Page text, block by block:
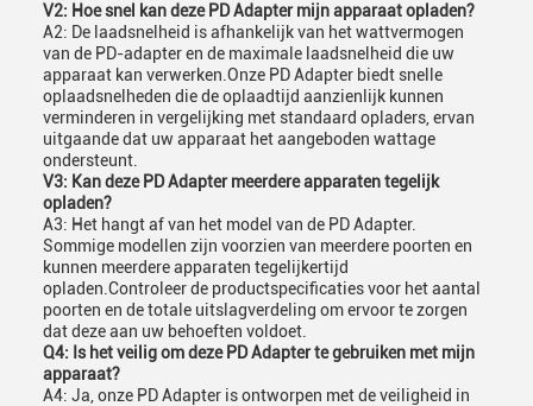
V2: Hoe snel kan deze PD Adapter mijn apparaat opladen?
A2: De laadsnelheid is afhankelijk van het wattvermogen
van de PD-adapter en de maximale laadsnelheid die uw
apparaat kan verwerken.Onze PD Adapter biedt snelle
oplaadsnelheden die de oplaadtijd aanzienlijk kunnen
verminderen in vergelijking met standaard opladers, ervan
uitgaande dat uw apparaat het aangeboden wattage
ondersteunt.
V3: Kan deze PD Adapter meerdere apparaten tegelijk
opladen?
A3: Het hangt af van het model van de PD Adapter.
Sommige modellen zijn voorzien van meerdere poorten en
kunnen meerdere apparaten tegelijkertijd
opladen.Controleer de productspecificaties voor het aantal
poorten en de totale uitslagverdeling om ervoor te zorgen
dat deze aan uw behoeften voldoet.
Q4: Is het veilig om deze PD Adapter te gebruiken met mijn
apparaat?
A4: Ja, onze PD Adapter is ontworpen met de veiligheid in